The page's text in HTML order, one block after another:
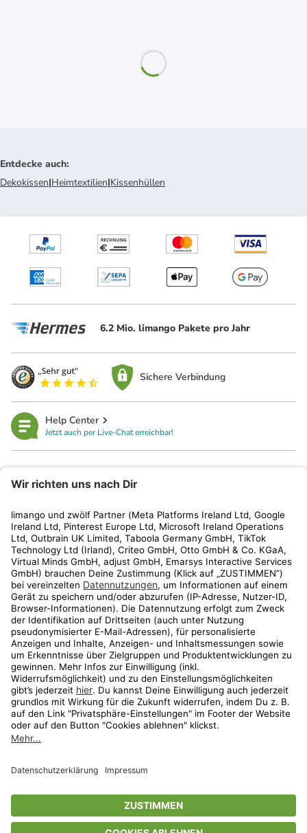
Entdecke auch:
Dekokissen|Heimtextilien|Kissenhüllen
6.2 Mio. limango Pakete pro Jahr
Sichere Verbindung
Help Center
Jetzt auch per Live-Chat erreichbar!
Kundenservice
Shop
Aktionen
Travel
* Streichpreise entsprechen der unverbindlichen Preisempfehlung des
Herstellers. Prozentangaben beziehen sich auf den Streichpreis.